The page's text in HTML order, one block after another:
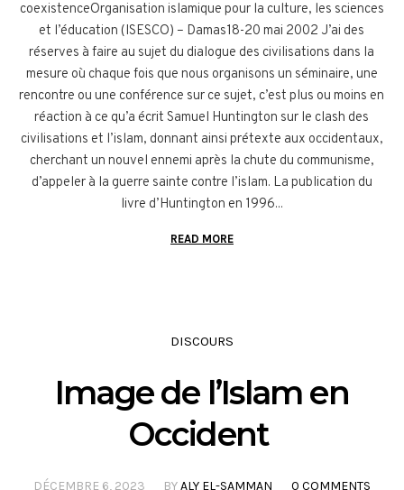
coexistenceOrganisation islamique pour la culture, les sciences
et l’éducation (ISESCO) – Damas18-20 mai 2002 J’ai des
réserves à faire au sujet du dialogue des civilisations dans la
mesure où chaque fois que nous organisons un séminaire, une
rencontre ou une conférence sur ce sujet, c’est plus ou moins en
réaction à ce qu’a écrit Samuel Huntington sur le clash des
civilisations et l’islam, donnant ainsi prétexte aux occidentaux,
cherchant un nouvel ennemi après la chute du communisme,
d’appeler à la guerre sainte contre l’islam. La publication du
livre d’Huntington en 1996...
READ MORE
DISCOURS
Image de l’Islam en
Occident
DÉCEMBRE 6, 2023 BYALY EL-SAMMAN
0 COMMENTS